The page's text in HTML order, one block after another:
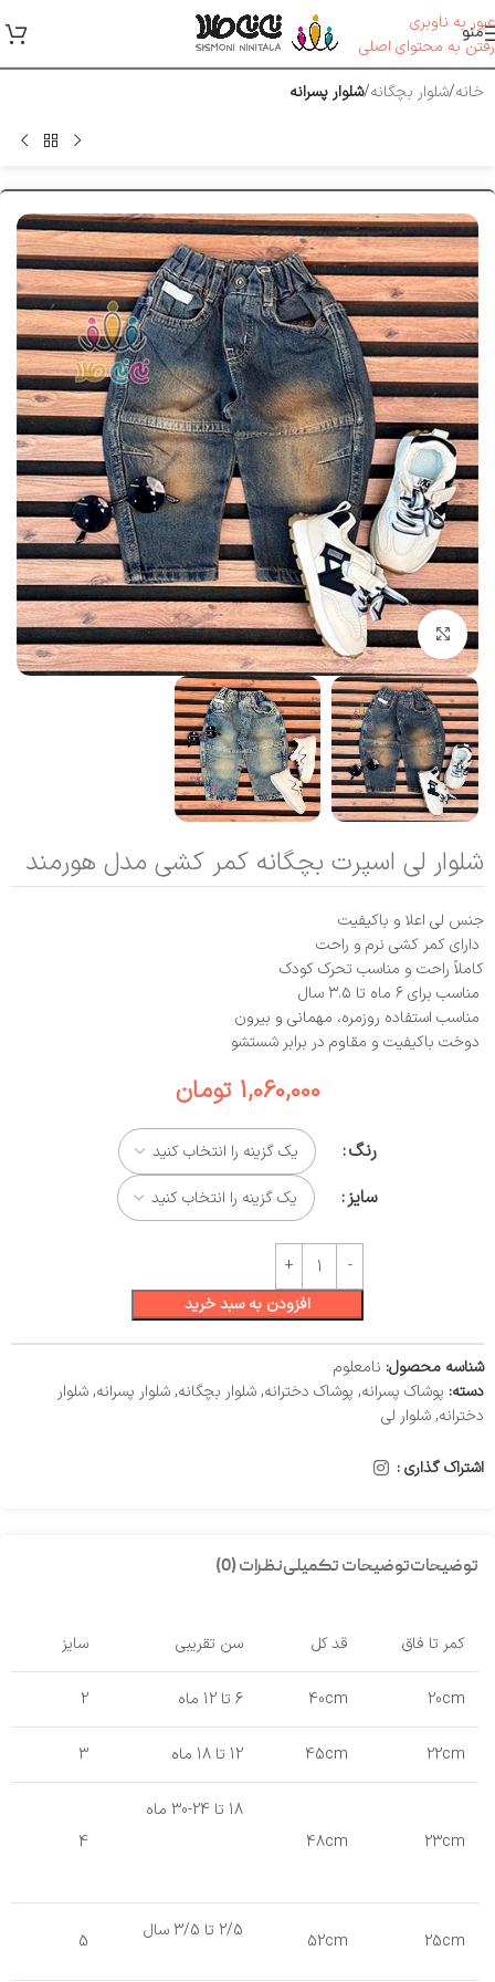
عبور به ناوبری
رفتن به محتوای اصلی
منو
خانه شلوار بچگانه شلوار پسرانه
بزرگنمایی تصویر
شلوار لی اسپرت بچگانه کمر کشی مدل هورمند
جنس لی اعلا و باکیفیت
دارای کمر کشی نرم و راحت
کاملاً راحت و مناسب تحرک کودک
مناسب برای ۶ ماه تا ۳.۵ سال
مناسب استفاده روزمره، مهمانی و بیرون
دوخت باکیفیت و مقاوم در برابر شستشو
1,060,000 تومان
رنگ
سایز
افزودن به سبد خرید
شناسه محصول: نامعلوم
دسته: پوشاک پسرانه, پوشاک دخترانه,شلوار بچگانه,شلوار پسرانه,شلوار
دخترانه,شلوار لی
اشتراک گذاری :
توضیحاتتوضیحات تکمیلینظرات (0)
کمر تا فاق قد کل سن تقریبی سایز
20cm
40cm 6 تا 12 ماه 2
22cm
45cm 12 تا 18 ماه 3
23cm
48cm
18 تا 24-30 ماه
4
25cm
52cm 2/5 تا 3/5 سال 5